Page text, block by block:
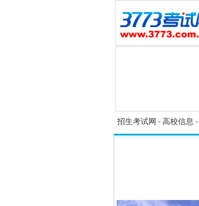
招生考试网 - 高校信息 -